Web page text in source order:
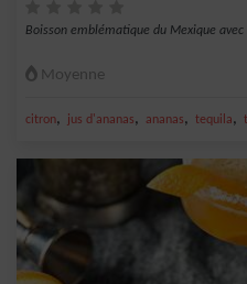
Boisson emblématique du Mexique
Moyenne
citron, jus d'ananas, ananas, tequila,